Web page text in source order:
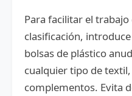
Para facilitar el trabajo
clasificación,
bolsas de plástico
cualquier tipo de
complementos. Evita